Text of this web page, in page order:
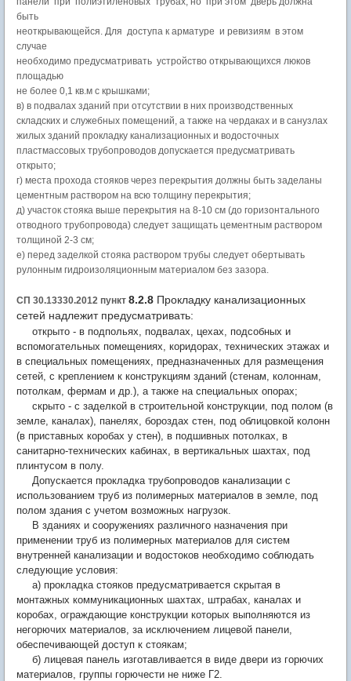
быть
неоткрывающейся. Для доступа к арматуре и ревизиям в этом
случае
необходимо предусматривать устройство открывающихся люков
площадью
не более 0,1 кв.м с крышками;
в) в подвалах зданий при отсутствии в них производственных
складских и служебных помещений, а также на чердаках и в санузлах
жилых зданий прокладку канализационных и водосточных
пластмассовых трубопроводов допускается предусматривать
открыто;
г) места прохода стояков через перекрытия должны быть заделаны
цементным раствором на всю толщину перекрытия;
д) участок стояка выше перекрытия на 8-10 см (до горизонтального
отводного трубопровода) следует защищать цементным раствором
толщиной 2-3 см;
е) перед заделкой стояка раствором трубы следует обертывать
рулонным гидроизоляционным материалом без зазора.
СП 30.13330.2012 пункт 8.2.8 Прокладку канализационных
сетей надлежит предусматривать:
открыто - в подпольях, подвалах, цехах, подсобных и
вспомогательных помещениях, коридорах, технических этажах и
в специальных помещениях, предназначенных для размещения
сетей, с креплением к конструкциям зданий (стенам, колоннам,
потолкам, фермам и др.), а также на специальных опорах;
скрыто - с заделкой в строительной конструкции, под полом (в
земле, каналах), панелях, бороздах стен, под облицовкой колонн
(в приставных коробах у стен), в подшивных потолках, в
санитарно-технических кабинах, в вертикальных шахтах, под
плинтусом в полу.
Допускается прокладка трубопроводов канализации с
использованием труб из полимерных материалов в земле, под
полом здания с учетом возможных нагрузок.
В зданиях и сооружениях различного назначения при
применении труб из полимерных материалов для систем
внутренней канализации и водостоков необходимо соблюдать
следующие условия:
а) прокладка стояков предусматривается скрытая в
монтажных коммуникационных шахтах, штрабах, каналах и
коробах, ограждающие конструкции которых выполняются из
негорючих материалов, за исключением лицевой панели,
обеспечивающей доступ к стоякам;
б) лицевая панель изготавливается в виде двери из горючих
материалов, группы горючести не ниже Г2.